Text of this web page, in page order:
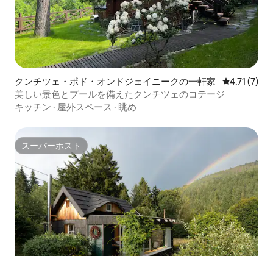
クンチツェ・ポド・オンドジェイニークの一軒家 レビュー7
4.71 (7)
美しい景色とプールを備えたクンチツェのコテージ
キッチン · 屋外スペース · 眺め
スーパーホスト
スーパーホスト